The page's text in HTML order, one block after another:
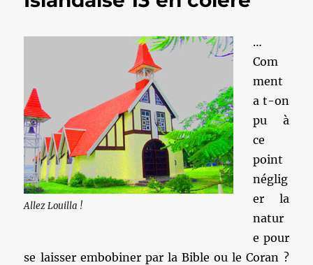
Allez Louilla !
…
Com
ment
a t-on
pu à
ce
point
néglig
er la
natur
e pour
se laisser embobiner par la Bible ou le Coran ?